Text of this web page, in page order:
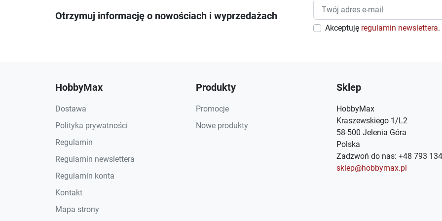
Otrzymuj informację o nowościach i wyprzedażach
Akceptuję regulamin newslettera.
HobbyMax
Dostawa
Polityka prywatności
Regulamin
Regulamin newslettera
Regulamin konta
Kontakt
Mapa strony
Produkty
Promocje
Nowe produkty
Sklep
HobbyMax
Kraszewskiego 1/L2
58-500 Jelenia Góra
Polska
Zadzwoń do nas: +48 793
sklep@hobbymax.pl